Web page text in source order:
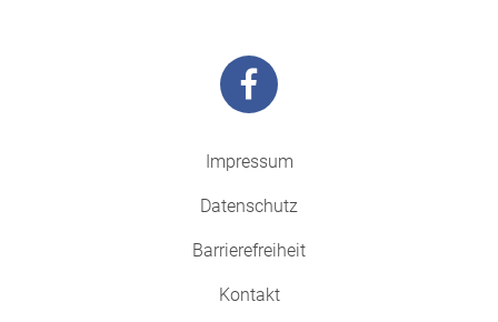
Impressum
Datenschutz
Barrierefreiheit
Kontakt